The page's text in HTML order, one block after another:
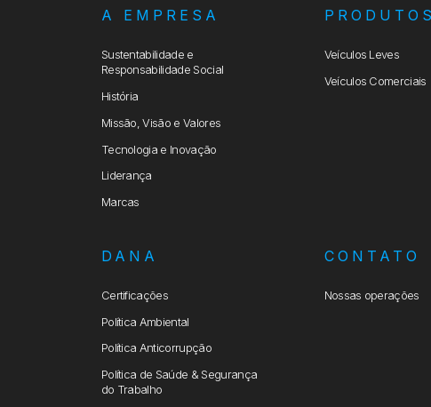
A EMPRESA
Sustentabilidade e
Responsabilidade Social
História
Missão, Visão e Valores
Tecnologia e Inovação
Liderança
Marcas
PRODUTOS
Veículos Leves
Veículos Comerciais
DANA
Certificações
Política Ambiental
Política Anticorrupção
Política de Saúde & Segurança
do Trabalho
CONTATO
Nossas operações